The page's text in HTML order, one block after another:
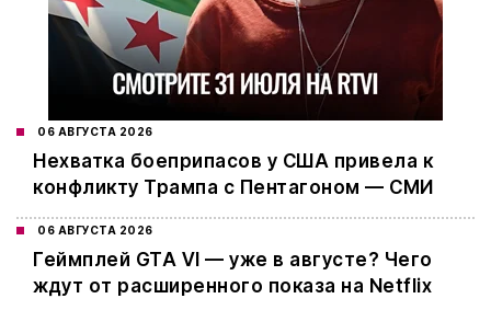
06 АВГУСТА 2026
Нехватка боеприпасов у США привела к
конфликту Трампа с Пентагоном — СМИ
06 АВГУСТА 2026
Геймплей GTA VI — уже в августе? Чего
ждут от расширенного показа на Netflix